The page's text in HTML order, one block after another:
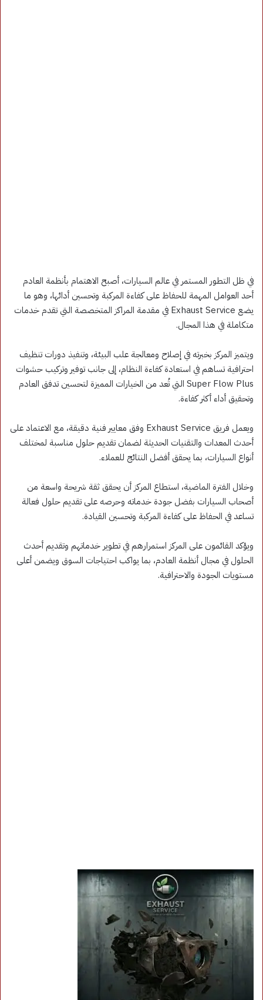
في ظل التطور المستمر في عالم السيارات، أصبح الاهتمام بأنظمة العادم
أحد العوامل المهمة للحفاظ على كفاءة المركبة وتحسين أدائها، وهو ما
يضع Exhaust Service في مقدمة المراكز المتخصصة التي تقدم خدمات
متكاملة في هذا المجال.
ويتميز المركز بخبرته في إصلاح ومعالجة علب البيئة، وتنفيذ دورات تنظيف
احترافية تساهم في استعادة كفاءة النظام، إلى جانب توفير وتركيب حشوات
Super Flow Plus التي تُعد من الخيارات المميزة لتحسين تدفق العادم
وتحقيق أداء أكثر كفاءة.
ويعمل فريق Exhaust Service وفق معايير فنية دقيقة، مع الاعتماد على
أحدث المعدات والتقنيات الحديثة لضمان تقديم حلول مناسبة لمختلف
أنواع السيارات، بما يحقق أفضل النتائج للعملاء.
وخلال الفترة الماضية، استطاع المركز أن يحقق ثقة شريحة واسعة من
أصحاب السيارات بفضل جودة خدماته وحرصه على تقديم حلول فعالة
تساعد في الحفاظ على كفاءة المركبة وتحسين القيادة.
ويؤكد القائمون على المركز استمرارهم في تطوير خدماتهم وتقديم أحدث
الحلول في مجال أنظمة العادم، بما يواكب احتياجات السوق ويضمن أعلى
مستويات الجودة والاحترافية.